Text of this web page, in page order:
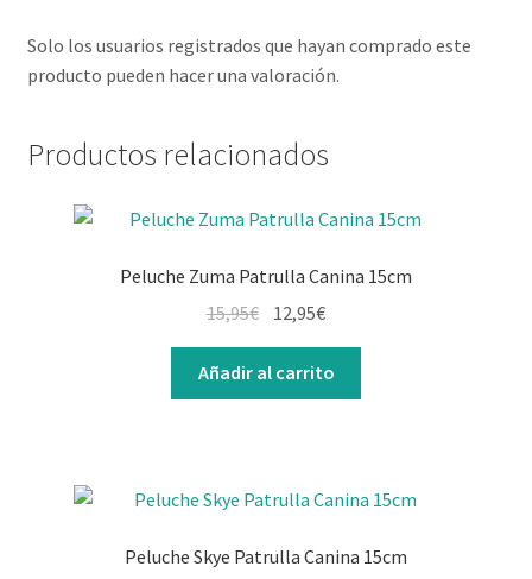
Solo los usuarios registrados que hayan comprado este
producto pueden hacer una valoración.
Productos relacionados
Peluche Zuma Patrulla Canina 15cm
15,95€ 12,95€
Añadir al carrito
Peluche Skye Patrulla Canina 15cm